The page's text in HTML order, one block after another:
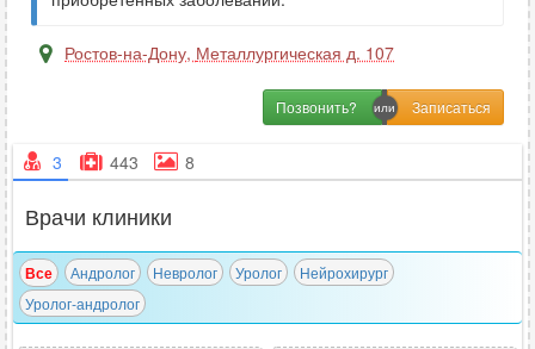
Ростов-на-Дону, Металлургическая д. 107
Позвонить?
3 443 8
Врачи клиники
Все Андролог Невролог Уролог
Нейрохирург
Уролог-андролог